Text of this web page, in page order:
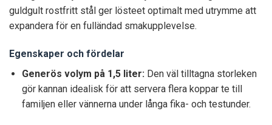
guldgult rostfritt stål ger lösteet optimalt med utrymme att
expandera för en fulländad smakupplevelse.
Egenskaper och fördelar
Generös volym på 1,5 liter: Den väl tilltagna storleken
gör kannan idealisk för att servera flera koppar te till
familjen eller vännerna under långa fika- och testunder.